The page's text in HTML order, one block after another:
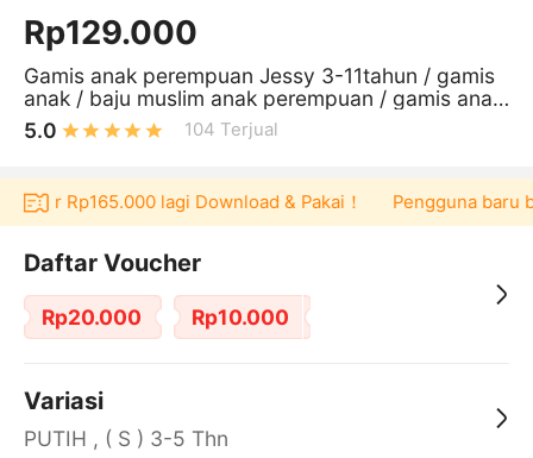
Rp129.000
Gamis anak perempuan Jessy 3-11tahun / gamis
anak / baju muslim anak perempuan / gamis anak
warna putih Free Ongkir
5.0 104 Terjual
Rp165.000 lagi Download & Pakai！ Pengguna baru
Daftar Voucher
Rp20.000 Rp10.000
Variasi
PUTIH , ( S ) 3-5 Thn